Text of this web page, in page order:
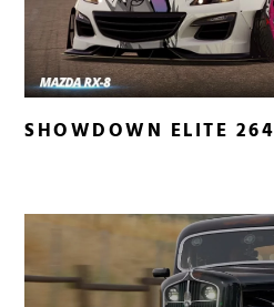
SHOWDOWN ELITE 264